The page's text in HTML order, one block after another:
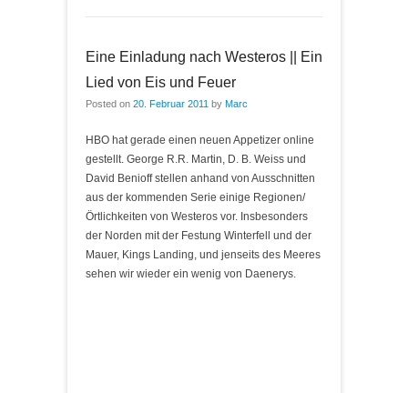
Eine Einladung nach Westeros || Ein
Lied von Eis und Feuer
Posted on 20. Februar 2011 by Marc
HBO hat gerade einen neuen Appetizer online
gestellt. George R.R. Martin, D. B. Weiss und
David Benioff stellen anhand von Ausschnitten
aus der kommenden Serie einige Regionen/
Örtlichkeiten von Westeros vor. Insbesonders
der Norden mit der Festung Winterfell und der
Mauer, Kings Landing, und jenseits des Meeres
sehen wir wieder ein wenig von Daenerys.